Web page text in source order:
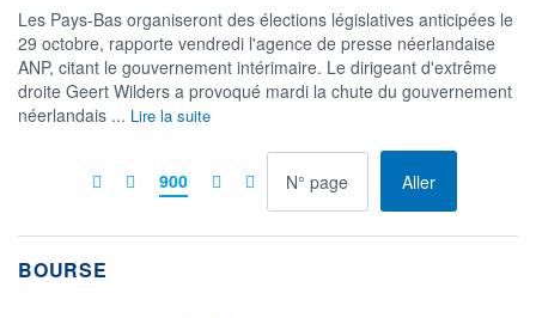
Les Pays-Bas organiseront des élections législatives anticipées le
29 octobre, rapporte vendredi l'agence de presse néerlandaise
ANP, citant le gouvernement intérimaire. Le dirigeant d'extrême
droite Geert Wilders a provoqué mardi la chute du gouvernement
néerlandais ... Lire la suite
900 Allerà la page
BOURSE